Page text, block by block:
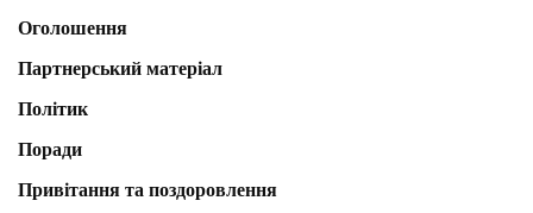
Оголошення
Партнерський матеріал
Політик
Поради
Привітання та поздоровлення